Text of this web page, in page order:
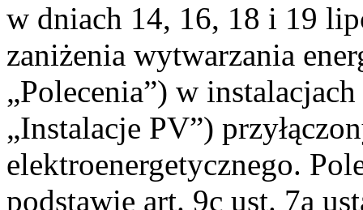
w dniach 14, 16, 18 i 19
zaniżenia wytwarzania
„Polecenia”) w
„Instalacje PV”)
elektroenergetycznego.
podstawie art. 9c ust. 7a